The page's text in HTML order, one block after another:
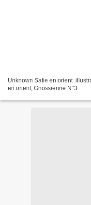
Unknown Satie en orient
en orient, Gnossienne N°3